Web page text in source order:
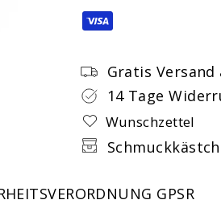
Gratis Versand
14 Tage
Wunschzettel
GPSR